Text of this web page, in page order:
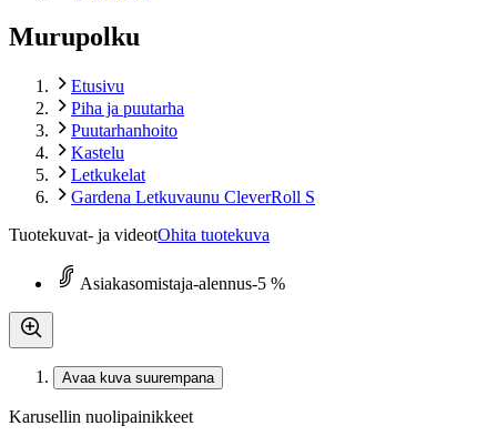
Murupolku
Etusivu
Piha ja puutarha
Puutarhanhoito
Kastelu
Letkukelat
Gardena Letkuvaunu CleverRoll S
Tuotekuvat- ja videotOhita tuotekuva
Asiakasomistaja-alennus-5 %
Avaa kuva suurempana
Karusellin nuolipainikkeet